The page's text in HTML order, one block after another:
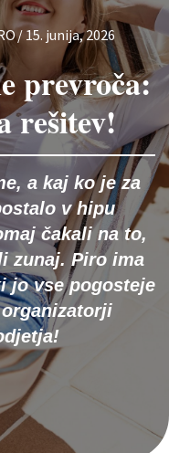
/ 15. junija, 2026
prevroča:
rešitev!
a kaj ko je za
v hipu
čakali na to,
zunaj. Piro ima
jo vse pogosteje